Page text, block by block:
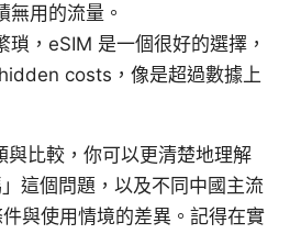
無用的流量。
瑣，eSIM 是一個很好的選擇，
costs，像是超過數據上
與比較，你可以更清楚地理解
」這個問題，以及不同中國主流
與使用情境的差異。記得在實